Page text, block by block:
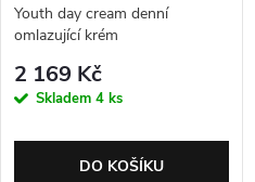
Youth day cream denní
omlazující krém
2 169 Kč
Skladem 4 ks
DO KOŠÍKU